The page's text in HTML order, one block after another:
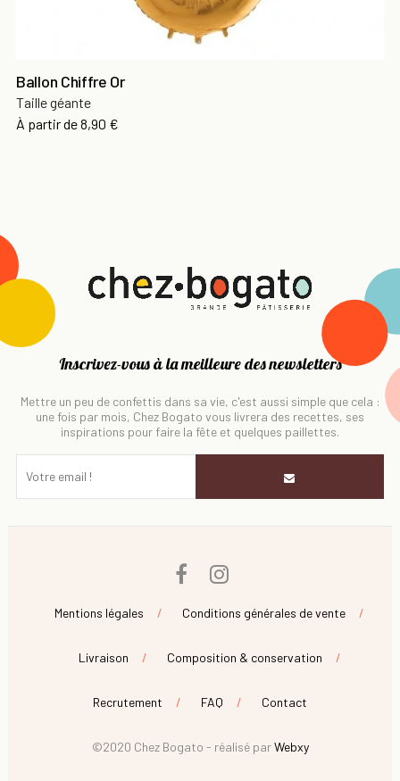
Ballon Chiffre Or
Taille géante
À partir dePrix
8,90 €
Inscrivez-vous à la meilleure des newsletters
Mettre un peu de confettis dans sa vie, c'est aussi simple que cela :
une fois par mois, Chez Bogato vous livrera des recettes, ses
inspirations pour faire la fête et quelques paillettes.
Facebook
Mentions légales Conditions générales de vente
Livraison Composition & conservation
Recrutement FAQ Contact
©2020 Chez Bogato - réalisé parWebxy